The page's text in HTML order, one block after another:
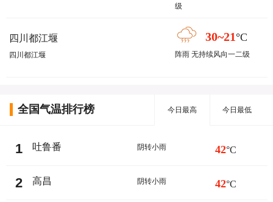
级
四川都江堰
四川都江堰
30~21 °C
阵雨 无持续风向一二级
全国气温排行榜 今日最高 今日最低
1 吐鲁番 阴转小雨 42°C
2 高昌 阴转小雨 42°C